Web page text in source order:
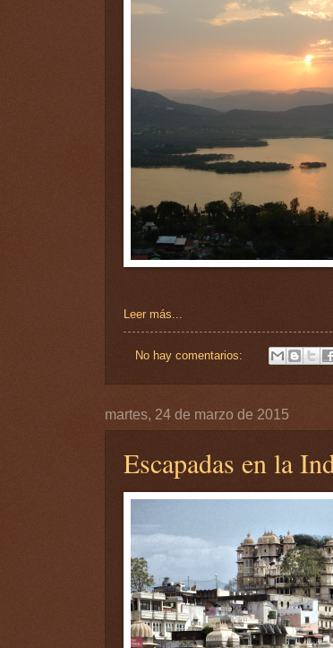
Leer más...
No hay comentarios:
martes, 24 de marzo de 2015
Escapadas en la